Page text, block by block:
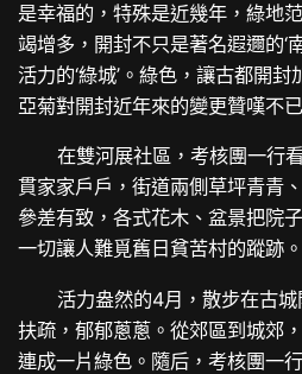
是幸福的，特殊是近幾年，綠地
竭增多，開封不只是著名遐邇的‘
活力的‘綠城’。綠色，讓古都開
亞菊對開封近年來的變更贊嘆不已
在雙河展社區，考核團一行
貫家家戶戶，街道兩側草坪青青
參差有致，各式花木、盆景把院
一切讓人難覓舊日貧苦村的蹤跡。
活力盎然的4月，散步在古
扶疏，郁郁蔥蔥。從郊區到城郊
連成一片綠色。隨后，考核團一